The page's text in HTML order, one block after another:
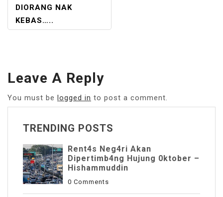
DIORANG NAK
KEBAS…..
Leave A Reply
You must be logged in to post a comment.
TRENDING POSTS
Rent4s Neg4ri Akan
Dipertimb4ng Hujung 0ktober –
Hishammuddin
0 Comments